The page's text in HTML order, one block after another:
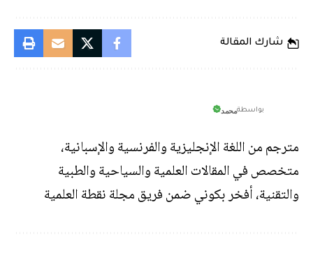
شارك المقالة
بواسطةمحمد
مترجم من اللغة الإنجليزية والفرنسية والإسبانية،
متخصص في المقالات العلمية والسياحية والطبية
والتقنية، أفخر بكوني ضمن فريق مجلة نقطة العلمية